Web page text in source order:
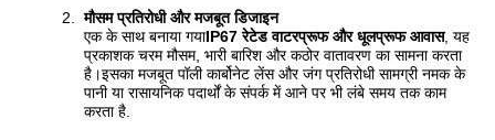
मौसम प्रतिरोधी और मजबूत डिजाइन
एक के साथ बनाया गयाIP67 रेटेड वाटरप्रूफ और धूलप्रूफ आवास, यह
प्रकाशक चरम मौसम, भारी बारिश और कठोर वातावरण का सामना करता
है।इसका मजबूत पॉली कार्बोनेट लेंस और जंग प्रतिरोधी सामग्री नमक के
पानी या रासायनिक पदार्थों के संपर्क में आने पर भी लंबे समय तक काम
करता है.